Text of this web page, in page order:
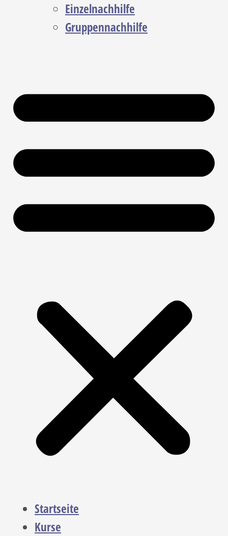
Einzelnachhilfe
Gruppennachhilfe
Startseite
Kurse